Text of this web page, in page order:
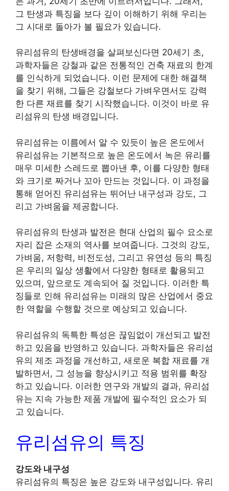
그 탄생과 특징을 보다 깊이 이해하기 위해 우리는
그 시대로 돌아가 볼 필요가 있습니다.
유리섬유의 탄생배경을 살펴보신다면 20세기 초,
과학자들은 강철과 같은 전통적인 건축 재료의 한계
를 인식하게 되었습니다. 이런 문제에 대한 해결책
을 찾기 위해, 그들은 강철보다 가벼우면서도 강력
한 다른 재료를 찾기 시작했습니다. 이것이 바로 유
리섬유의 탄생 배경입니다.
유리섬유는 이름에서 알 수 있듯이 높은 온도에서
유리섬유는 기본적으로 높은 온도에서 녹은 유리를
매우 미세한 스레드로 뽑아낸 후, 이를 다양한 형태
와 크기로 짜거나 꼬아 만드는 것입니다. 이 과정을
통해 얻어진 유리섬유는 뛰어난 내구성과 강도, 그
리고 가벼움을 제공합니다.
유리섬유의 탄생과 발전은 현대 산업의 필수 요소로
자리 잡은 소재의 역사를 보여줍니다. 그것의 강도,
가벼움, 저항력, 비전도성, 그리고 유연성 등의 특징
은 우리의 일상 생활에서 다양한 형태로 활용되고
있으며, 앞으로도 계속되어 질 것입니다. 이러한 특
징들로 인해 유리섬유는 미래의 많은 산업에서 중요
한 역할을 수행할 것으로 예상되고 있습니다.
유리섬유의 독특한 특성은 끊임없이 개선되고 발전
하고 있음을 반영하고 있습니다. 과학자들은 유리섬
유의 제조 과정을 개선하고, 새로운 복합 재료를 개
발하면서, 그 성능을 향상시키고 적용 범위를 확장
하고 있습니다. 이러한 연구와 개발의 결과, 유리섬
유는 지속 가능한 제품 개발에 필수적인 요소가 되
고 있습니다.
유리섬유의 특징
강도와 내구성
유리섬유의 특징은 높은 강도와 내구성입니다. 유리